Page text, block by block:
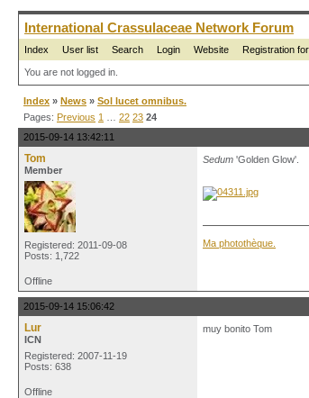
International Crassulaceae Network Forum
Index User list Search Login Website Registration
You are not logged in.
Index » News » Sol lucet omnibus.
Pages: Previous 1 22 23 24
2015-09-14 13:42:11
Tom
Member
Registered: 2011-09-08
Posts: 1,722
Sedum 'Golden Glow'.
Ma photothèque.
Offline
2015-09-14 15:06:42
Lur
ICN
Registered: 2007-11-19
Posts: 638
muy bonito Tom
Offline